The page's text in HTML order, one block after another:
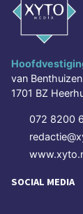
van
1701 BZ
072 8200
SOCIAL MEDIA